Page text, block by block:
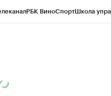
РБК ВиноСпортШкола